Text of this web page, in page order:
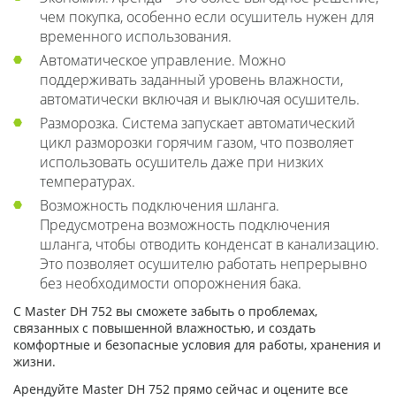
чем покупка, особенно если осушитель нужен для
временного использования.
Автоматическое управление. Можно
поддерживать заданный уровень влажности,
автоматически включая и выключая осушитель.
Разморозка. Система запускает автоматический
цикл разморозки горячим газом, что позволяет
использовать осушитель даже при низких
температурах.
Возможность подключения шланга.
Предусмотрена возможность подключения
шланга, чтобы отводить конденсат в канализацию.
Это позволяет осушителю работать непрерывно
без необходимости опорожнения бака.
С Master DH 752 вы сможете забыть о проблемах,
связанных с повышенной влажностью, и создать
комфортные и безопасные условия для работы, хранения и
жизни.
Арендуйте Master DH 752 прямо сейчас и оцените все